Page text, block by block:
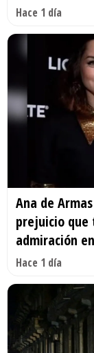
Hace 1 día
Ana de
prejuicio que
admiración
Hace 1 día